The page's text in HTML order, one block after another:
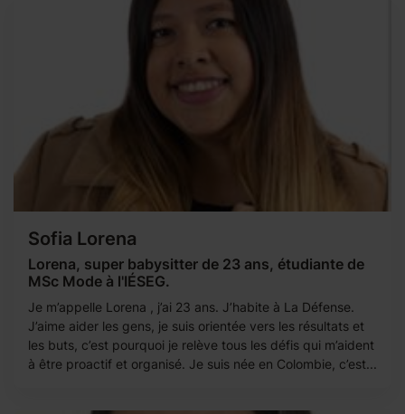
Sofia Lorena
Lorena, super babysitter de 23 ans, étudiante de
MSc Mode à l'IÉSEG.
Je m’appelle Lorena , j’ai 23 ans. J’habite à La Défense.
J’aime aider les gens, je suis orientée vers les résultats et
les buts, c’est pourquoi je relève tous les défis qui m’aident
à être proactif et organisé. Je suis née en Colombie, c’est...